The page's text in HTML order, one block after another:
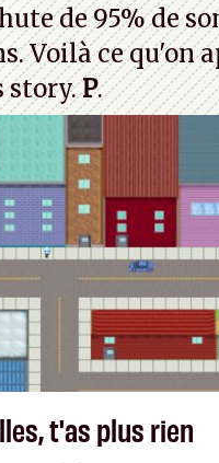
de 95% de
Voilà ce qu'on
story.P.
t'as plus rien